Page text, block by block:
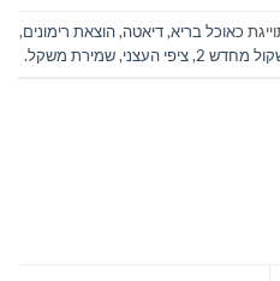
כאוכל בריא,דיאטה,הוצאת רימונים,
מחדש 2 ,ציפי העצני,שמירת משקל.